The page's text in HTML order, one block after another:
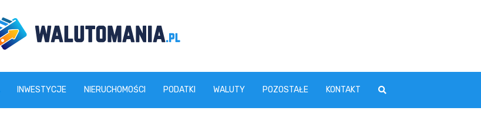
INWESTYCJE NIERUCHOMOŚCI PODATKI WALUTY POZOSTAŁE KONTAKT